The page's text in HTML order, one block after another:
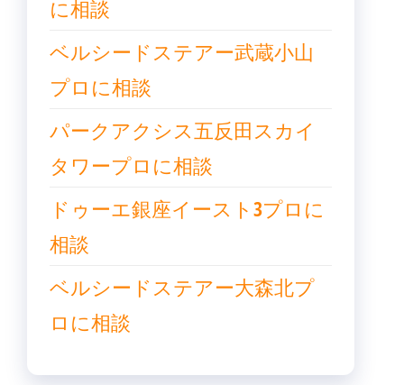
に相談
ベルシードステアー武蔵小山
プロに相談
パークアクシス五反田スカイ
タワープロに相談
ドゥーエ銀座イースト3プロに
相談
ベルシードステアー大森北プ
ロに相談